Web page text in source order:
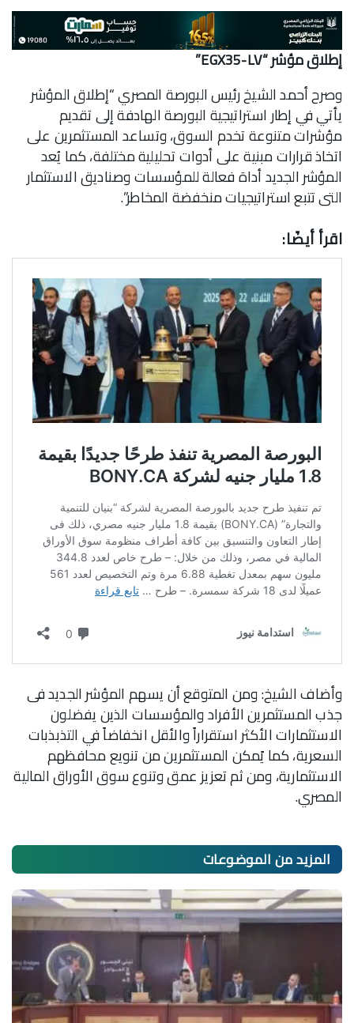
إطلاق مؤشر “EGX35-LV”
وصرح أحمد الشيخ رئيس البورصة المصري “إطلاق المؤشر
يأتي في إطار استراتيجية البورصة الهادفة إلى تقديم
مؤشرات متنوعة تخدم السوق، وتساعد المستثمرين على
اتخاذ قرارات مبنية على أدوات تحليلية مختلفة، كما يُعد
المؤشر الجديد أداة فعالة للمؤسسات وصناديق الاستثمار
التى تتبع استراتيجيات منخفضة المخاطر”.
اقرأ أيضًا:
وأضاف الشيخ: ومن المتوقع أن يسهم المؤشر الجديد فى
جذب المستثمرين الأفراد والمؤسسات الذين يفضلون
الاستثمارات الأكثر استقراراً والأقل انخفاضاً في التذبذبات
السعرية، كما يًمكن المستثمرين من تنويع محافظهم
الاستثمارية، ومن ثم تعزيز عمق وتنوع سوق الأوراق المالية
المصري.
المزيد منالموضوعات